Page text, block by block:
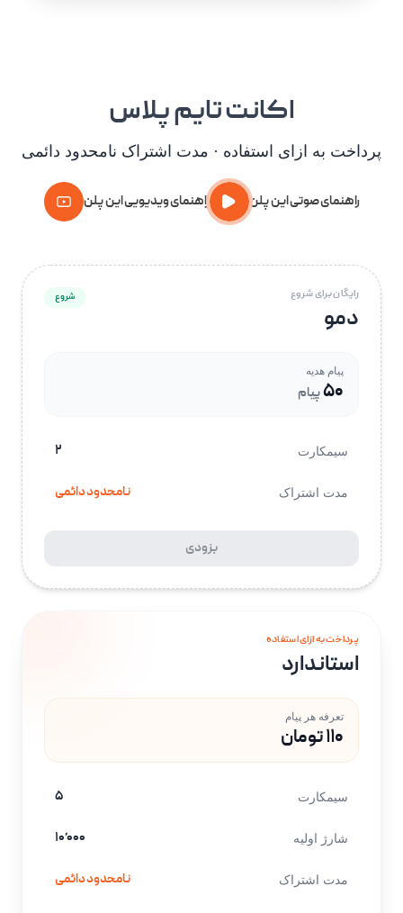
اکانت تایم پلاس
پرداخت به ازای استفاده · مدت اشتراک نامحدود دائمی
راهنمای صوتی این پلن راهنمای ویدیویی این پلن
رایگان برای شروع
دمو
شروع
پیام هدیه
۵۰پیام
سیمکارت ۲
مدت اشتراک نامحدود دائمی
بزودی
پرداخت به ازای استفاده
استاندارد
تعرفه هر پیام
۱۱۰ تومان
سیمکارت ۵
شارژ اولیه ۱۰٬۰۰۰
مدت اشتراک نامحدود دائمی